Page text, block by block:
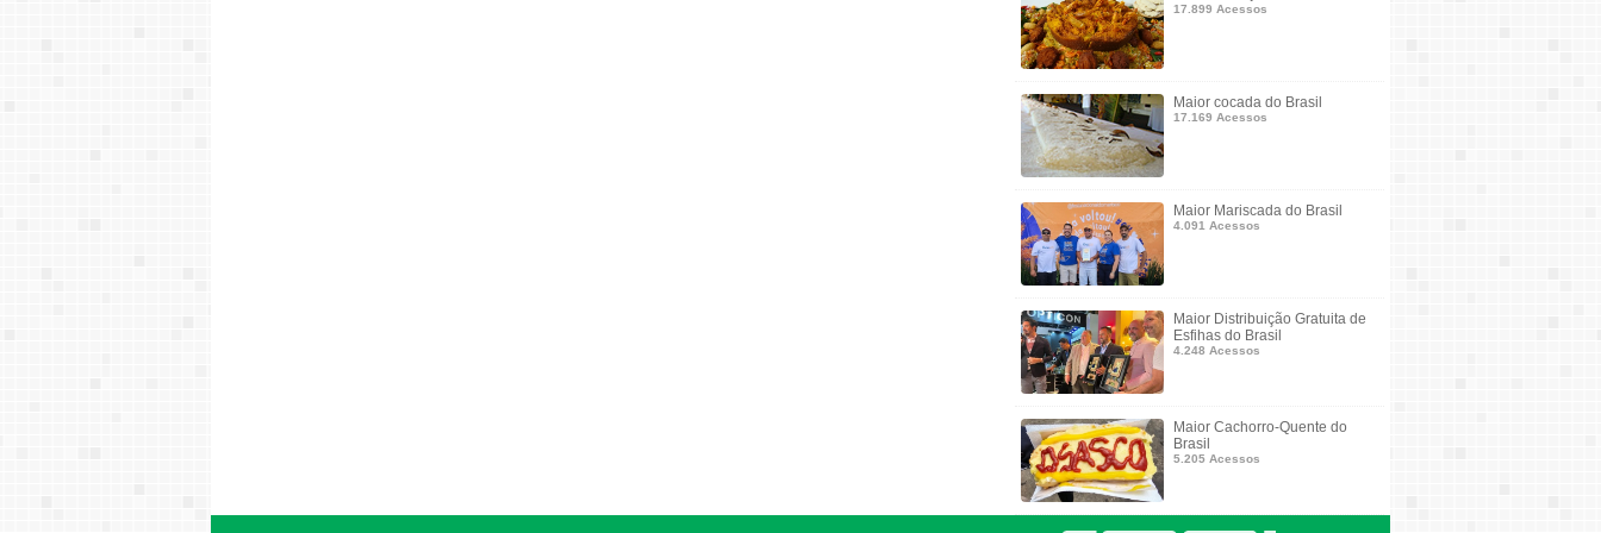
17.899 Acessos
Maior cocada do Brasil
17.169 Acessos
Maior Mariscada do Brasil
4.091 Acessos
Maior Distribuição Gratuita de
Esfihas do Brasil
4.248 Acessos
Maior Cachorro-Quente do
Brasil
5.205 Acessos